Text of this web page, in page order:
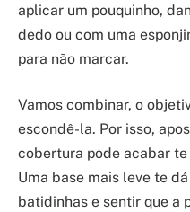
aplicar um pouquinho,
dedo ou com uma
para não marcar.
Vamos combinar, o
escondê-la. Por isso,
cobertura pode acabar
Uma base mais leve te
batidinhas e sentir que a